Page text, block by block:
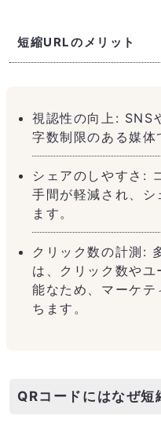
短縮URLのメリット
視認性の向上: SNS
字数制限のある媒体
シェアのしやすさ:
手間が軽減され、
ます。
クリック数の計測:
は、クリック数や
能なため、マーケ
ちます。
QRコードにはなぜ短